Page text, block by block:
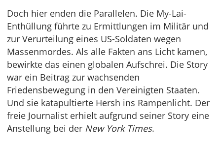
Doch hier enden die Parallelen. Die My-Lai-
Enthüllung führte zu Ermittlungen im Militär und
zur Verurteilung eines US-Soldaten wegen
Massenmordes. Als alle Fakten ans Licht kamen,
bewirkte das einen globalen Aufschrei. Die Story
war ein Beitrag zur wachsenden
Friedensbewegung in den Vereinigten Staaten.
Und sie katapultierte Hersh ins Rampenlicht. Der
freie Journalist erhielt aufgrund seiner Story eine
Anstellung bei der New York Times.